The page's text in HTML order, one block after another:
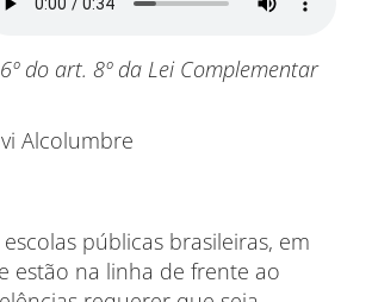
do art. 8º da Lei Complementar
Alcolumbre
públicas brasileiras, em
estão na linha de frente ao